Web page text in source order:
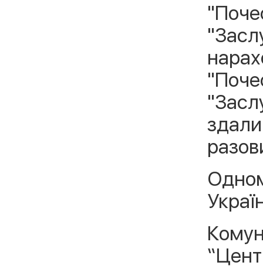
здали